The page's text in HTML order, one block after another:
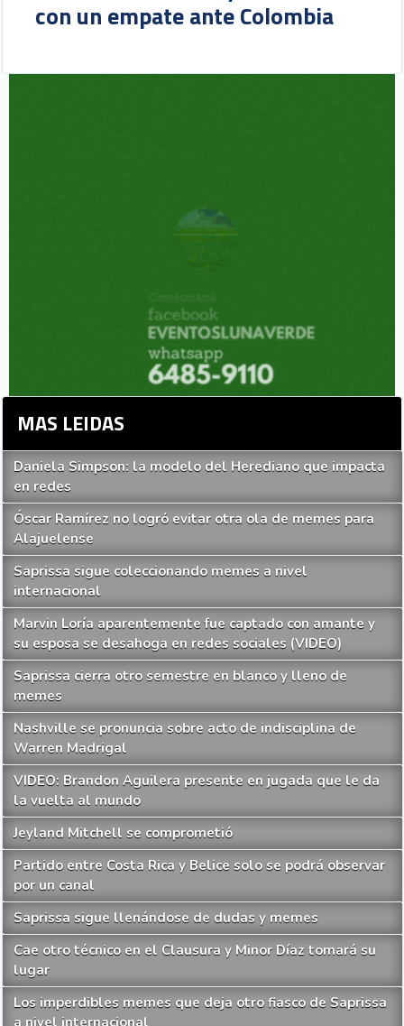
con un empate ante Colombia
MAS LEIDAS
Daniela Simpson: la modelo del Herediano que impacta
en redes
Óscar Ramírez no logró evitar otra ola de memes para
Alajuelense
Saprissa sigue coleccionando memes a nivel
internacional
Marvin Loría aparentemente fue captado con amante y
su esposa se desahoga en redes sociales (VIDEO)
Saprissa cierra otro semestre en blanco y lleno de
memes
Nashville se pronuncia sobre acto de indisciplina de
Warren Madrigal
VIDEO: Brandon Aguilera presente en jugada que le da
la vuelta al mundo
Jeyland Mitchell se comprometió
Partido entre Costa Rica y Belice solo se podrá observar
por un canal
Saprissa sigue llenándose de dudas y memes
Cae otro técnico en el Clausura y Minor Díaz tomará su
lugar
Los imperdibles memes que deja otro fiasco de Saprissa